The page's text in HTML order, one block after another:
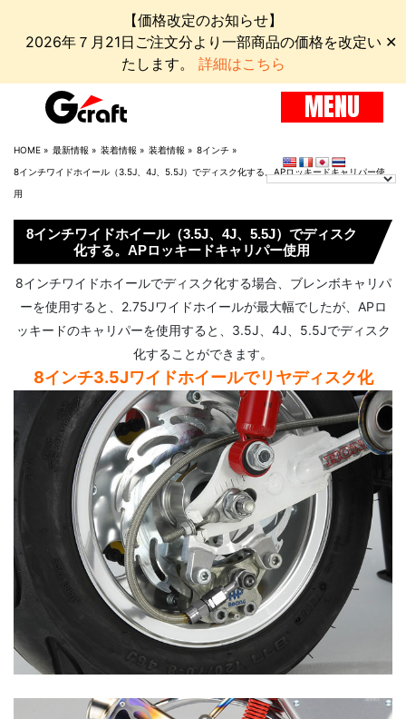
【価格改定のお知らせ】
2026年７月21日ご注文分より一部商品の価格を改定い
たします。 詳細はこちら
✕
MENU
HOME » 最新情報 » 装着情報 » 装着情報 » 8インチ »
8インチワイドホイール（3.5J、4J、5.5J）でディスク化する。APロッキードキャリパー使
用
8インチワイドホイール（3.5J、4J、5.5J）でディスク
化する。APロッキードキャリパー使用
8インチワイドホイールでディスク化する場合、ブレンボキャリパ
ーを使用すると、2.75Jワイドホイールが最大幅でしたが、APロ
ッキードのキャリパーを使用すると、3.5J、4J、5.5Jでディスク
化することができます。
8インチ3.5Jワイドホイールでリヤディスク化